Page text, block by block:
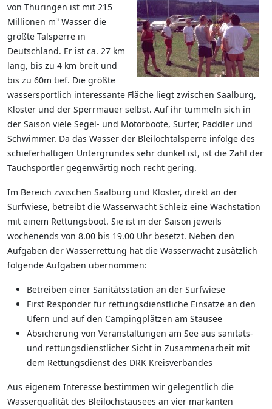
von Thüringen ist mit 215
Millionen m³ Wasser die
größte Talsperre in
Deutschland. Er ist ca. 27 km
lang, bis zu 4 km breit und
bis zu 60m tief. Die größte
wassersportlich interessante Fläche liegt zwischen Saalburg,
Kloster und der Sperrmauer selbst. Auf ihr tummeln sich in
der Saison viele Segel- und Motorboote, Surfer, Paddler und
Schwimmer. Da das Wasser der Bleilochtalsperre infolge des
schieferhaltigen Untergrundes sehr dunkel ist, ist die Zahl der
Tauchsportler gegenwärtig noch recht gering.
Im Bereich zwischen Saalburg und Kloster, direkt an der
Surfwiese, betreibt die Wasserwacht Schleiz eine Wachstation
mit einem Rettungsboot. Sie ist in der Saison jeweils
wochenends von 8.00 bis 19.00 Uhr besetzt. Neben den
Aufgaben der Wasserrettung hat die Wasserwacht zusätzlich
folgende Aufgaben übernommen:
Betreiben einer Sanitätsstation an der Surfwiese
First Responder für rettungsdienstliche Einsätze an den
Ufern und auf den Campingplätzen am Stausee
Absicherung von Veranstaltungen am See aus sanitäts-
und rettungsdienstlicher Sicht in Zusammenarbeit mit
dem Rettungsdienst des DRK Kreisverbandes
Aus eigenem Interesse bestimmen wir gelegentlich die
Wasserqualität des Bleilochstausees an vier markanten